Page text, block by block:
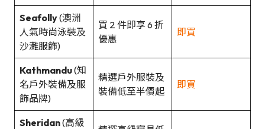
Seafolly(澳洲
人氣時尚泳裝及
沙灘服飾)
買 2 件即享 6 折
優惠
即買
Kathmandu(知
名戶外裝備及服
飾品牌)
精選戶外服裝及
裝備低至半價起
即買
Sheridan(高級